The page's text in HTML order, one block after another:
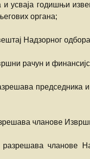
усваја годишњи
органа;
Надзорног
рачун и
председника и
чланове
чланове